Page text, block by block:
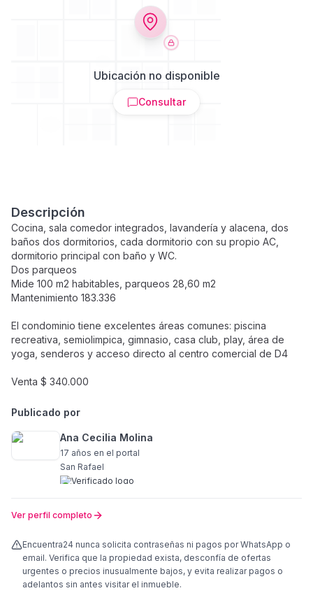
Ubicación no disponible
Consultar
Descripción
Cocina, sala comedor integrados, lavandería y alacena, dos
baños dos dormitorios, cada dormitorio con su propio AC,
dormitorio principal con baño y WC.
Dos parqueos
Mide 100 m2 habitables, parqueos 28,60 m2
Mantenimiento 183.336
El condominio tiene excelentes áreas comunes: piscina
recreativa, semiolimpica, gimnasio, casa club, play, área de
yoga, senderos y acceso directo al centro comercial de D4
Venta $ 340.000
Publicado por
Ana Cecilia Molina
17 años en el portal
San Rafael
Ver perfil completo
Encuentra24 nunca solicita contraseñas ni pagos por WhatsApp o
email. Verifica que la propiedad exista, desconfía de ofertas
urgentes o precios inusualmente bajos, y evita realizar pagos o
adelantos sin antes visitar el inmueble.